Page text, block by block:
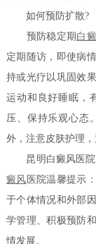
如何预防扩散?
预防稳定期 白
定期随访，即使病
持或光疗以巩固效
运动和良好睡眠，
压、保持乐观心态
外，注意皮肤护理
昆明白癜风医院
癜风 医院温馨提示
于个体情况和外部
学管理、积极预防
情发展。